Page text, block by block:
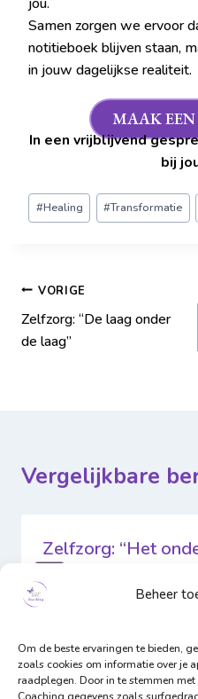
Beheer
Om de beste ervaringen te bieden,
zoals cookies om informatie over je
raadplegen. Door in te stemmen
Samen zorgen we ervoor
notitieboek blijven staan,
in jouw dagelijkse realiteit.
MAAK
In een vrijblijvend
bij
#Healing #Transformatie
VORIGE
Zelfzorg: “De laag onder
de laag”
Vergelijkbare
Zelfzorg: “Het
Door